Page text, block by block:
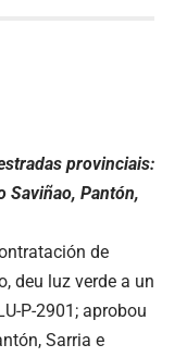
provinciais:
Saviñao, Pantón,
de
deu luz verde a un
P-2901; aprobou
Sarria e